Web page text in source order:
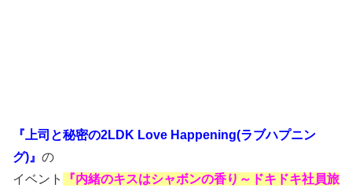
『上司と秘密の2LDK Love Happening(ラブハプニン
グ)』 の
イベント
『内緒のキスはシャボンの香り～ドキドキ社員旅